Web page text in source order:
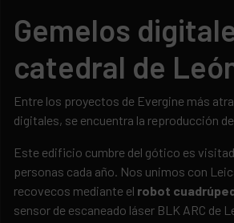
Gemelos
catedral de
Entre los proyectos de Evergine más
digitales, se encuentra la reproducción
Este edificio cumbre del gótico es
personas cada año. Nos unimos con
recovecos mediante el robot
sensor de escaneado láser BLK ARC de